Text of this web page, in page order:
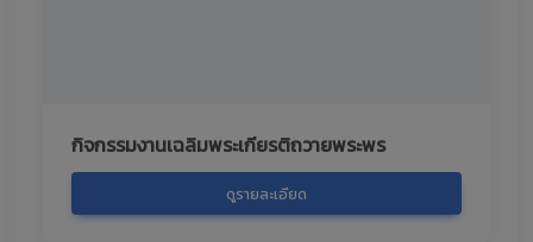
กิจกรรมงานเฉลิมพระเกียรติถวายพระพร
ดูรายละเอียด